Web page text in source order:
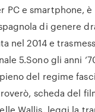
PC e smartphone, è
di genere
nel 2014 e
5.Sono gli anni
del regime
scheda del
Wallis, leggi la